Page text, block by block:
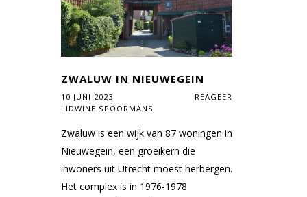
ZWALUW IN NIEUWEGEIN
10 JUNI 2023
REAGEER
LIDWINE SPOORMANS
Zwaluw is een wijk van 87 woningen in
Nieuwegein, een groeikern die
inwoners uit Utrecht moest herbergen.
Het complex is in 1976-1978